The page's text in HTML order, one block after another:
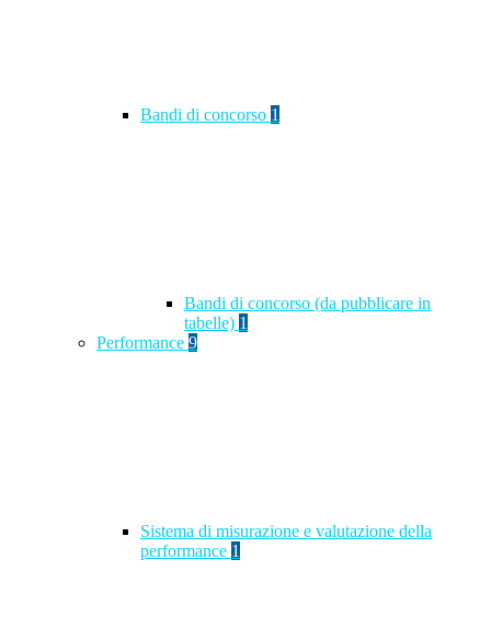
Bandi di concorso 1
Bandi di concorso (da pubblicare in
tabelle) 1
Performance 9
Sistema di misurazione e valutazione della
performance 1